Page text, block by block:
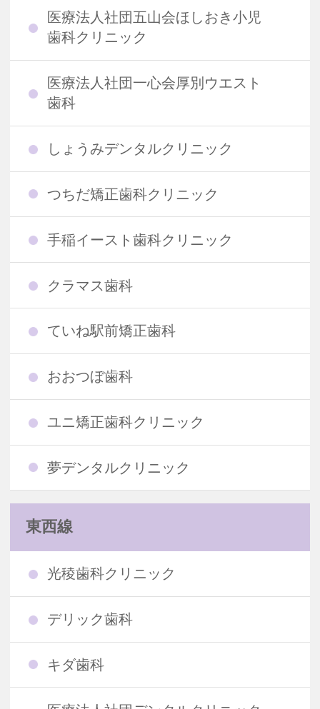
医療法人社団五山会ほしおき小児
歯科クリニック
医療法人社団一心会厚別ウエスト
歯科
しょうみデンタルクリニック
つちだ矯正歯科クリニック
手稲イースト歯科クリニック
クラマス歯科
ていね駅前矯正歯科
おおつぼ歯科
ユニ矯正歯科クリニック
夢デンタルクリニック
東西線
光稜歯科クリニック
デリック歯科
キダ歯科